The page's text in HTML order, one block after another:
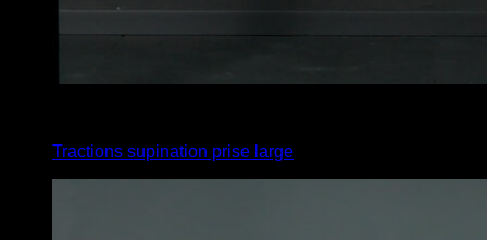
Tractions supination prise large